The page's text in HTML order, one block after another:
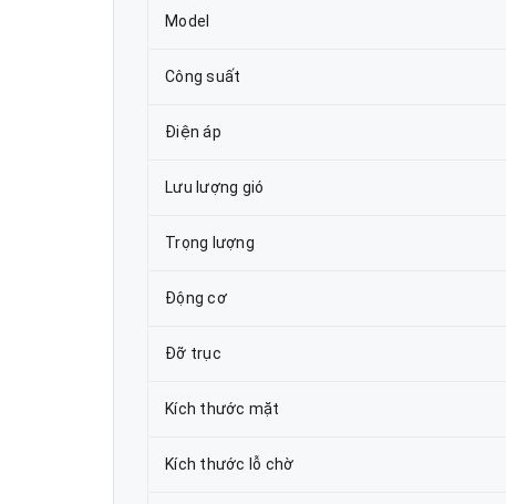
Model
Công suất
Điện áp
Lưu lượng gió
Trọng lượng
Động cơ
Đỡ trục
Kích thước mặt
Kích thước lỗ chờ